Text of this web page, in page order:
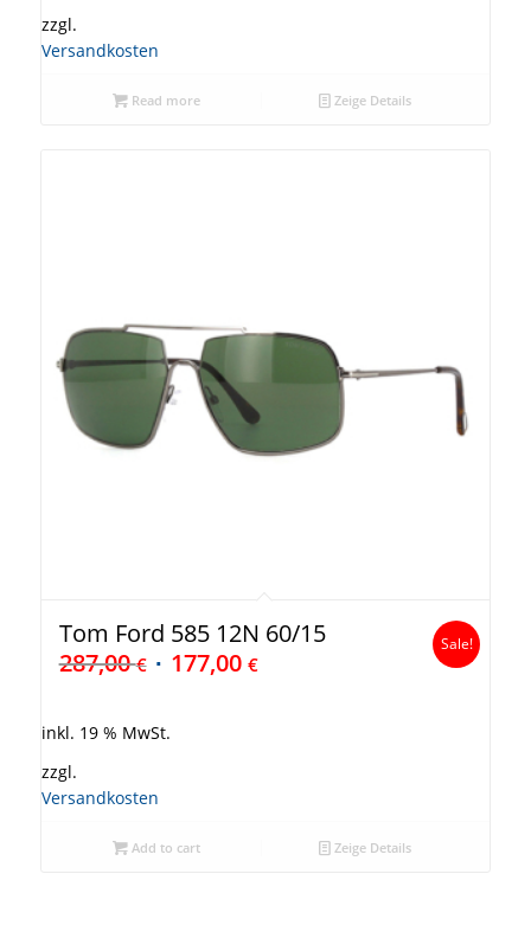
zzgl.
Versandkosten
Read more Zeige Details
Tom Ford 585 12N 60/15
287,00€ 177,00 €
Sale!
inkl. 19 % MwSt.
zzgl.
Versandkosten
Add to cart Zeige Details